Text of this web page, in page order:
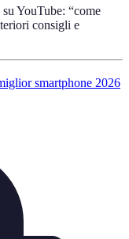
YouTube: “come
consigli e
smartphone 2026